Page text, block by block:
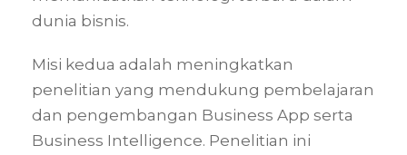
dunia bisnis.
Misi kedua adalah meningkatkan
penelitian yang mendukung pembelajaran
dan pengembangan Business App serta
Business Intelligence. Penelitian ini